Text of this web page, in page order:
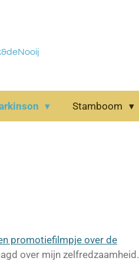
Stamboom
promotiefilmpje over de
over mijn zelfredzaamheid.